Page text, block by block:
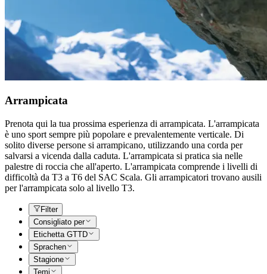
Arrampicata
Prenota qui la tua prossima esperienza di arrampicata. L'arrampicata
è uno sport sempre più popolare e prevalentemente verticale. Di
solito diverse persone si arrampicano, utilizzando una corda per
salvarsi a vicenda dalla caduta. L'arrampicata si pratica sia nelle
palestre di roccia che all'aperto. L'arrampicata comprende i livelli di
difficoltà da T3 a T6 del SAC Scala. Gli arrampicatori trovano ausili
per l'arrampicata solo al livello T3.
Filter
Consigliato per
Etichetta GTTD
Sprachen
Stagione
Temi